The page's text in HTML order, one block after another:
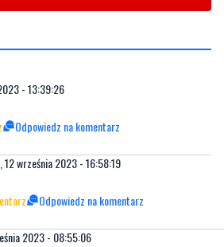
- 13:39:26
Odpowiedz na komentarz
12 września 2023 - 16:58:19
Odpowiedz na komentarz
2023 - 08:55:06